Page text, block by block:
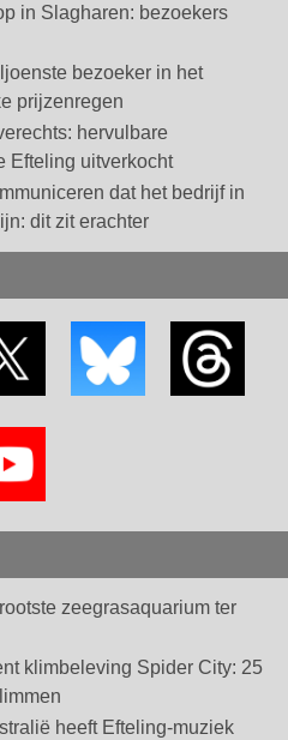
in Slagharen: bezoekers
bezoeker in het
prijzenregen
hervulbare
Efteling uitverkocht
dat het bedrijf in
dit zit erachter
zeegrasaquarium ter
klimbeleving Spider City: 25
heeft Efteling-muziek